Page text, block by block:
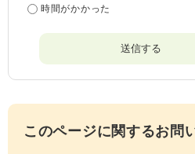
時間がかかった
このページに関するお問